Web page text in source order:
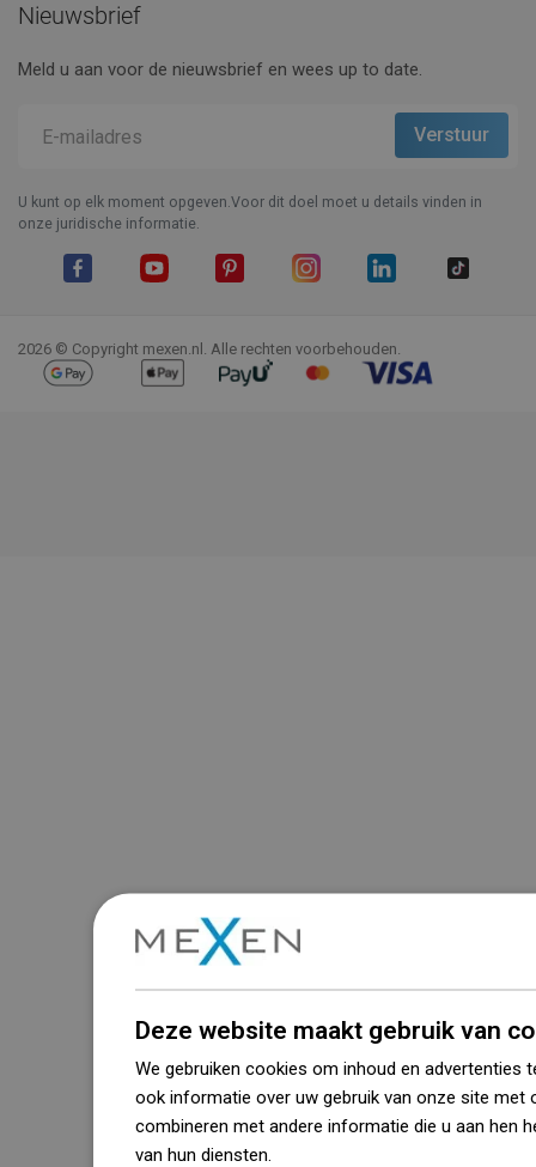
Nieuwsbrief
Meld u aan voor de nieuwsbrief en wees up to date.
U kunt op elk moment opgeven.Voor dit doel moet u details vinden in
onze juridische informatie.
2026 © Copyright mexen.nl. Alle rechten voorbehouden.
Deze website maakt gebruik van
We gebruiken cookies om inhoud en advertenties
ook informatie over uw gebruik van onze site met
combineren met andere informatie die u aan hen
van hun diensten.